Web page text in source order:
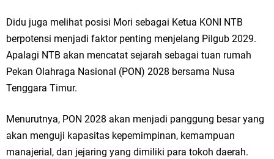
Didu juga melihat posisi Mori sebagai Ketua KONI NTB
berpotensi menjadi faktor penting menjelang Pilgub 2029.
Apalagi NTB akan mencatat sejarah sebagai tuan rumah
Pekan Olahraga Nasional (PON) 2028 bersama Nusa
Tenggara Timur.
Menurutnya, PON 2028 akan menjadi panggung besar yang
akan menguji kapasitas kepemimpinan, kemampuan
manajerial, dan jejaring yang dimiliki para tokoh daerah.